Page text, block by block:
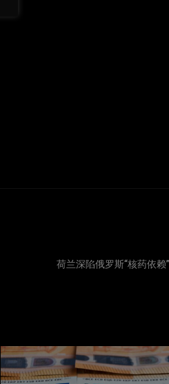
荷兰深陷俄罗斯“核药依